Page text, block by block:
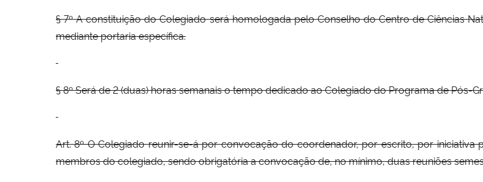
§ 7º A constituição do Colegiado será homologada pelo Conselho do Centro de Ciências
mediante portaria específica.
§ 8º Será de 2 (duas) horas semanais o tempo dedicado ao Colegiado do Programa de Pós-
Art. 8º O Colegiado reunir-se-á por convocação do coordenador, por escrito, por
membros do colegiado, sendo obrigatória a convocação de, no mínimo, duas reuniões